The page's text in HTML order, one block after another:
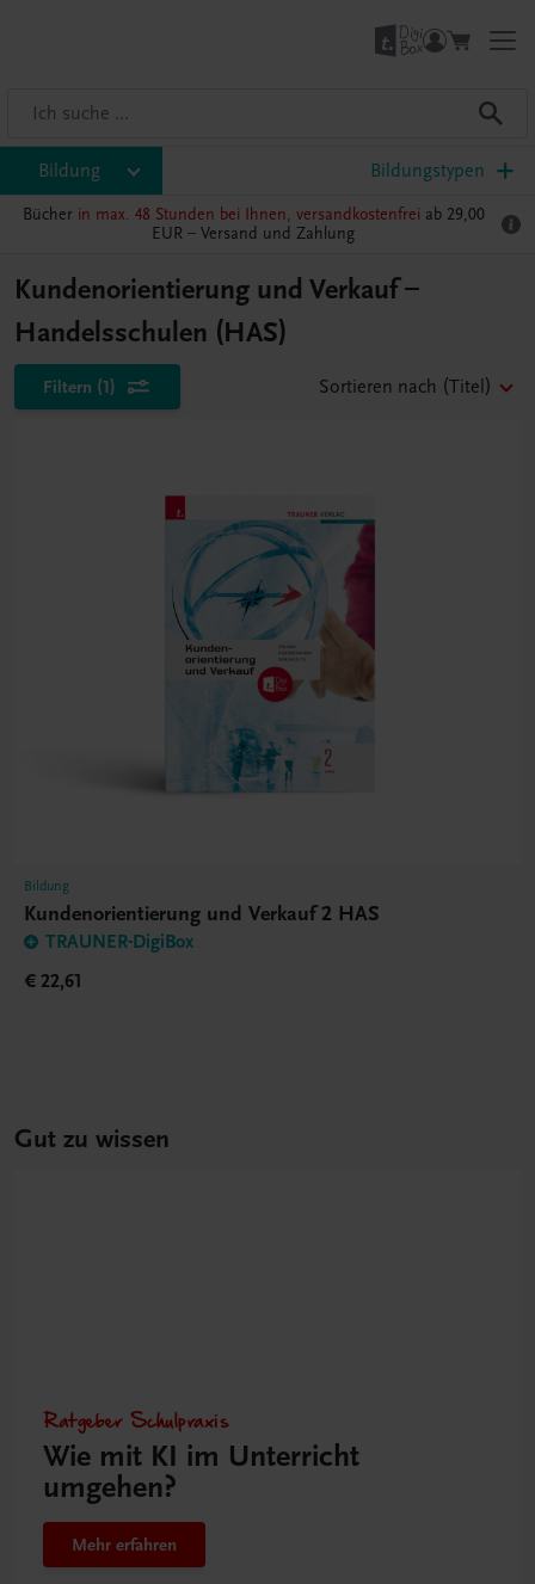
Bildung Bildungstypen
Bücher in max. 48 Stunden bei Ihnen, versandkostenfrei ab 29,00
EUR – Versand und Zahlung
Kundenorientierung und Verkauf –
Handelsschulen (HAS)
Filtern (1) Sortieren nach (Titel)
Bildung
Kundenorientierung und Verkauf 2 HAS
TRAUNER-DigiBox
€ 22,61
Gut zu wissen
Ratgeber Schulpraxis
Wie mit KI im Unterricht
umgehen?
Mehr erfahren